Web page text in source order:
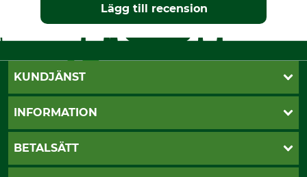
Lägg till recension
KUNDJÄNST
Öppettider
Vanliga frågor
INFORMATION
Butik Vansbro
BETALSÄTT